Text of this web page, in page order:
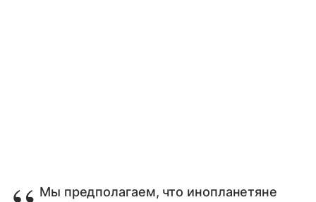
Мы предполагаем, что инопланетяне